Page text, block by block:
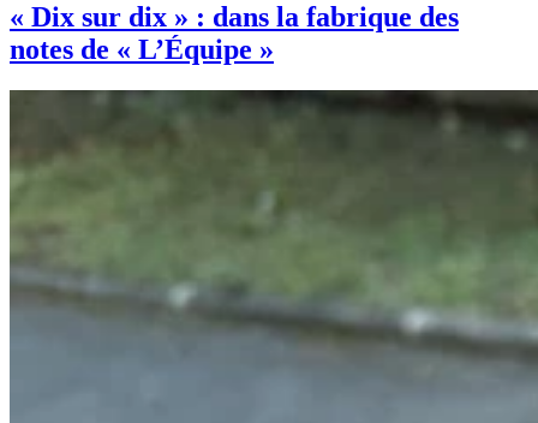
« Dix sur dix » : dans la fabrique des
notes de « L’Équipe »